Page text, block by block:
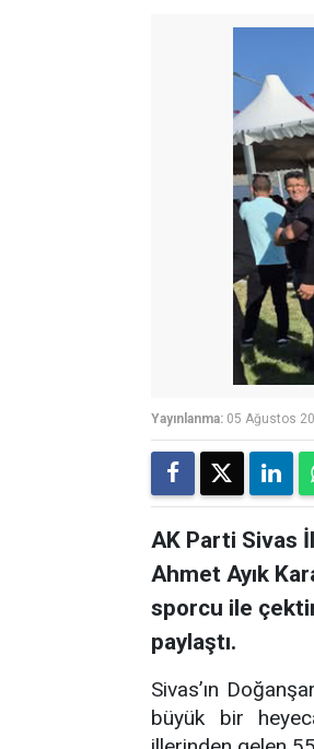
Yayınlanma: 05 Ağustos
AK Parti Sivas
Ahmet Ayık
sporcu ile
paylaştı.
Sivas’ın
büyük bir